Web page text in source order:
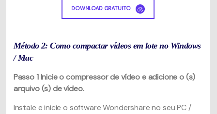
DOWNLOAD GRATUITO
Método 2: Como compactar vídeos em lote no Windows
/ Mac
Passo 1Inicie o compressor de vídeo e adicione o (s)
arquivo (s) de vídeo.
Instale e inicie o software Wondershare no seu PC /